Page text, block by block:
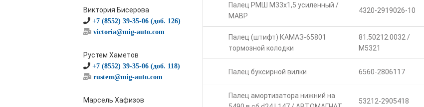
Виктория Бисерова
+7 (8552) 39-35-06 (доб. 126)
victoria@mig-auto.com
Рустем Хаметов
+7 (8552) 39-35-06 (доб. 118)
rustem@mig-auto.com
Марсель Хафизов
Палец РМШ М33х1,5 усиленный /
МАВР
4320-2919026-10
Палец (штифт) КАМАЗ-65801
тормозной колодки
81.50212.0032 /
M5321
Палец буксирной вилки 6560-2806117
Палец амортизатора нижний на
53212-2905418